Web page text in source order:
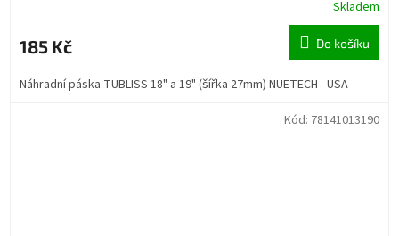
Skladem
185 Kč Do košíku
Náhradní páska TUBLISS 18" a 19" (šířka 27mm) NUETECH - USA
Kód: 78141013190